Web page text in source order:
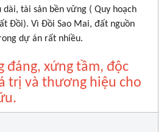
tài sản bền vững ( Quy hoạch
Đồi). Vì Đồi Sao Mai, đất nguồn
dự án rất nhiều.
đáng, xứng tầm, độc
trị và thương hiệu cho